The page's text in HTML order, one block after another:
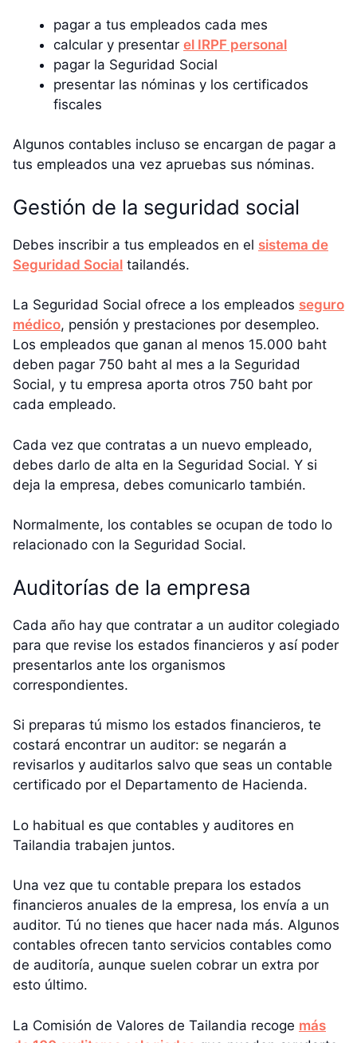
pagar a tus empleados cada mes
calcular y presentar el IRPF personal
pagar la Seguridad Social
presentar las nóminas y los certificados
fiscales
Algunos contables incluso se encargan de pagar a
tus empleados una vez apruebas sus nóminas.
Gestión de la seguridad social
Debes inscribir a tus empleados en el sistema de
Seguridad Social tailandés.
La Seguridad Social ofrece a los empleados seguro
médico, pensión y prestaciones por desempleo.
Los empleados que ganan al menos 15.000 baht
deben pagar 750 baht al mes a la Seguridad
Social, y tu empresa aporta otros 750 baht por
cada empleado.
Cada vez que contratas a un nuevo empleado,
debes darlo de alta en la Seguridad Social. Y si
deja la empresa, debes comunicarlo también.
Normalmente, los contables se ocupan de todo lo
relacionado con la Seguridad Social.
Auditorías de la empresa
Cada año hay que contratar a un auditor colegiado
para que revise los estados financieros y así poder
presentarlos ante los organismos
correspondientes.
Si preparas tú mismo los estados financieros, te
costará encontrar un auditor: se negarán a
revisarlos y auditarlos salvo que seas un contable
certificado por el Departamento de Hacienda.
Lo habitual es que contables y auditores en
Tailandia trabajen juntos.
Una vez que tu contable prepara los estados
financieros anuales de la empresa, los envía a un
auditor. Tú no tienes que hacer nada más. Algunos
contables ofrecen tanto servicios contables como
de auditoría, aunque suelen cobrar un extra por
esto último.
La Comisión de Valores de Tailandia recoge más